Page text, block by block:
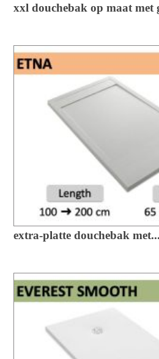
xxl douchebak op maat met
extra-platte douchebak met...